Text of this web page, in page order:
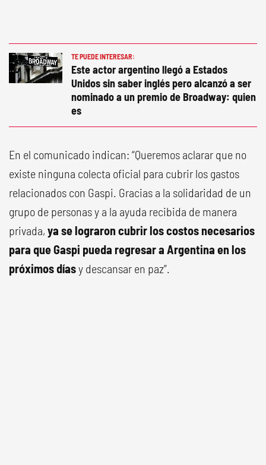
TE PUEDE INTERESAR:
Este actor argentino llegó a Estados
Unidos sin saber inglés pero alcanzó a ser
nominado a un premio de Broadway: quien
es
En el comunicado indican: “Queremos aclarar que no
existe ninguna colecta oficial para cubrir los gastos
relacionados con Gaspi. Gracias a la solidaridad de un
grupo de personas y a la ayuda recibida de manera
privada, ya se lograron cubrir los costos necesarios
para que Gaspi pueda regresar a Argentina en los
próximos díasy descansar en paz”.